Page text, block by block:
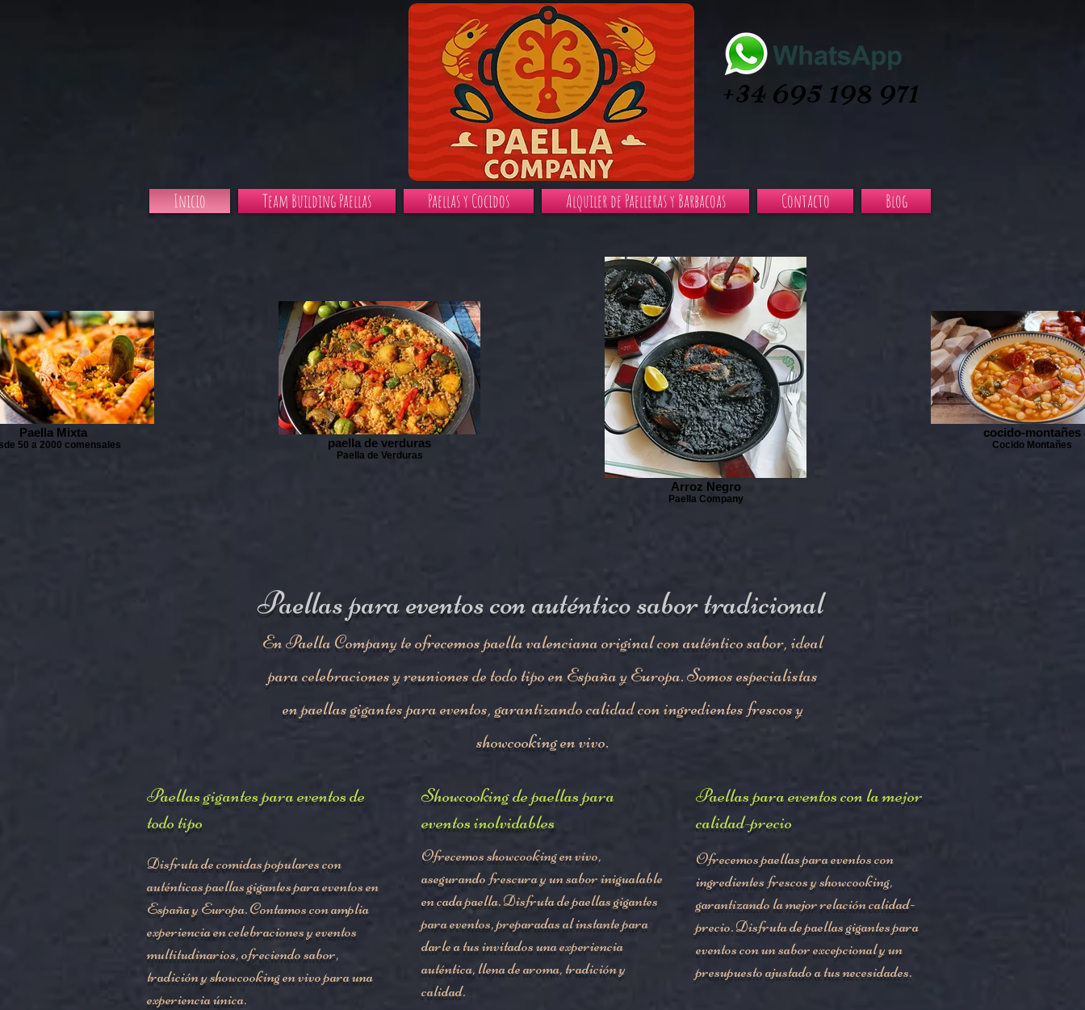
+34 695 198 971
Inicio Team Building Paellas Paellas y Cocidos Alquiler de Paelleras y Barbacoas Contacto Blog
Paella Mixta
50 a 2000 comensales paella de verduras
Paella de Verduras
Arroz Negro
Paella Company
cocido-montañes
Cocido Montañes
Paellas para eventos con auténtico sabor tradicional
En Paella Company te ofrecemos paella valenciana original con auténtico sabor, ideal
para celebraciones y reuniones de todo tipo en España y Europa. Somos especialistas
en paellas gigantes para eventos, garantizando calidad con ingredientes frescos y
showcooking en vivo.
Paellas gigantes para eventos de
todo tipo
Disfruta de comidas populares con
auténticas paellas gigantes para eventos en
España y Europa. Contamos con amplia
experiencia en celebraciones y eventos
multitudinarios, ofreciendo sabor,
tradición y showcooking en vivo para una
experiencia única.
Showcooking de paellas para
eventos inolvidables
Ofrecemos showcooking en vivo,
asegurando frescura y un sabor inigualable
en cada paella. Disfruta de paellas gigantes
para eventos, preparadas al instante para
darle a tus invitados una experiencia
auténtica, llena de aroma, tradición y
calidad.
Paellas para eventos con la mejor
calidad-precio
Ofrecemos paellas para eventos con
ingredientes frescos y showcooking,
garantizando la mejor relación calidad-
precio. Disfruta de paellas gigantes para
eventos con un sabor excepcional y un
presupuesto ajustado a tus necesidades.